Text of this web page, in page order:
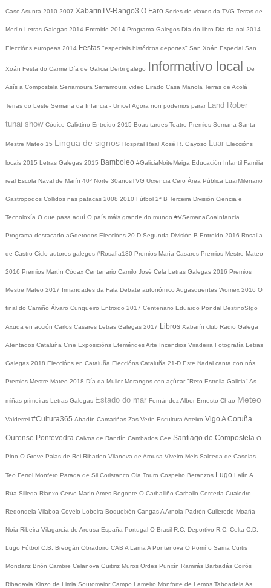
Caso Asunta 2010 2007 XabarinTV-Rango3 O Faro Series de viaxes da TVG Terras de
Merlín Letras Galegas 2014 Entroido 2014 Programa Galegos Día do libro Día da nai 2014
Eleccións europeas 2014 Festas "especiais históricos deportes" San Xoán Especial San
Xoán Festa do Carme Día de Galicia Derbi galego Informativo local De
Asís a Compostela Serramoura Serramoura video Eirado Casa Manola Terras de Acolá
Terras do Leste Semana da Infancia - UnicefAgora non podemos parar Land Rober
tunai show Códice Calixtino Entroido 2015 Boas tardes Teatro Premios Semana Santa
Mestre Mateo 15 Lingua de signos Hospital Real Xosé R. Gayoso Luar Eleccións
locais 2015 Letras Galegas 2015 Bamboleo #GaliciaNoiteMeiga Educación Infantil Familia
real Escola Naval de Marín 40º Norte 30anosTVG Urxencia Cero Área Pública LuarMilenario
Gastropodos Collidos nas patacas 2008 2010 Fútbol 2ª B Terceira División Ciencia e
Tecnoloxía O que pasa aquí O país máis grande do mundo #VSemanaCoaInfancia
Programa destacado aGdetodos Eleccións 20-D Segunda División B Entroido 2016 Rosalía
de Castro Ciclo autores galegos #Rosalía180 Premios María Casares Premios Mestre Mateo
2016 Premios Martín Códax Centenario Camilo José Cela Letras Galegas 2016 Premios
Mestre Mateo 2017 Irmandades da Fala Debate autonómico Augasquentes Womex 2016 O
final do Camiño Álvaro Cunqueiro Entroido 2017 Centenario Eduardo Pondal DestinoStgo
Axuda en acción Carlos Casares Letras Galegas 2017 Libros Xabarín club Radio Galega
Atentados Cataluña Cine Exposicións EfeméridesArte Incendios Viradeira Fotografía Letras
Galegas 2018 Eleccións en Cataluña Eleccións Cataluña 21-D Este Nadal canta con nós
Premios Mestre Mateo 2018 Día da Muller Morangos con açúcar "Reto Estrella Galicia" As
miñas primeiras Letras Galegas Estado do mar Fernández Albor Ernesto Chao Meteo
Valderrei #Cultura365 Abadín Camariñas Zas Verín Escultura Arteixo Vigo A Coruña
Ourense Pontevedra Calvos de Randín Cambados Cee Santiago de Compostela O
Pino O Grove Palas de Rei Ribadeo Vilanova de Arousa Viveiro Meis Salceda de Caselas
Teo Ferrol Monfero Parada de Sil Coristanco Oia Touro Cospeito Betanzos Lugo Lalín A
Rúa Silleda Rianxo Cervo Marín Ames Begonte O Carballiño Carballo Cerceda Cualedro
Redondela Vilaboa Covelo Lobeira Boqueixón CangasA Arnoia Padrón Culleredo Moaña
Noia Ribeira Vilagarcía de Arousa España Portugal O Brasil R.C. Deportivo R.C. Celta C.D.
Lugo Fútbol C.B. Breogán Obradoiro CAB A Lama A Pontenova O Porriño Sarria Curtis
Mondariz Brión Cambre Celanova Guitiriz Muros Ordes Punxín Ramirás Barbadás Coirós
Ribadavia Xinzo de Limia Soutomaior Campo Lameiro Monforte de Lemos Taboadela As